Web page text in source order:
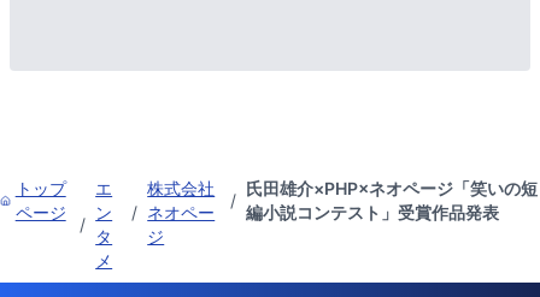
トップ
ページ
/
エ
ン
タ
メ
/
株式会社
ネオペー
ジ
/
氏田雄介×PHP×ネオページ「笑いの短
編小説コンテスト」受賞作品発表